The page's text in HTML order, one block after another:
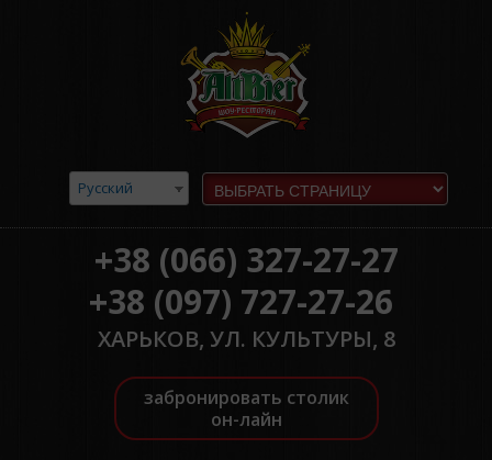
Русский
+38 (066) 327-27-27
+38 (097) 727-27-26
ХАРЬКОВ, УЛ. КУЛЬТУРЫ, 8
забронировать столик
он-лайн